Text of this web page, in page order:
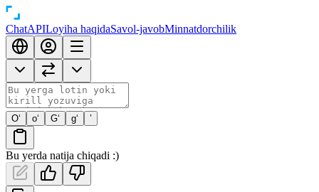
ChatAPILoyiha haqidaSavol-javobMinnatdorchilik
O‘ o‘ G‘ g‘ ’
Bu yerda natija chiqadi :)